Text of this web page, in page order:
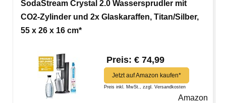
SodaStream Crystal 2.0 Wassersprudler mit
CO2-Zylinder und 2x Glaskaraffen, Titan/Silber,
55 x 26 x 16 cm*
Preis: € 74,99
Jetzt auf Amazon kaufen*
Preis inkl. MwSt., zzgl. Versandkosten
Amazon